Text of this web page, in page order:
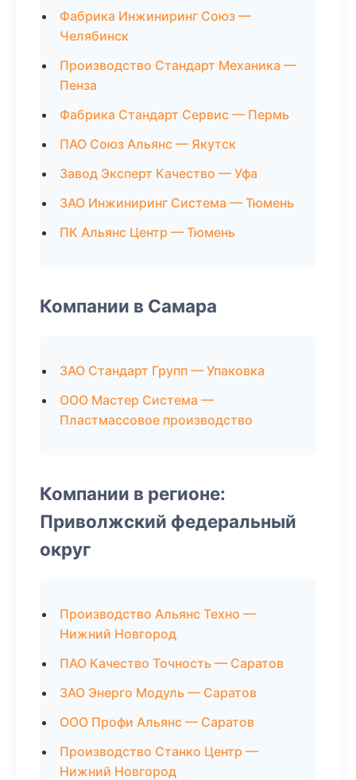
Фабрика Инжиниринг Союз —
Челябинск
Производство Стандарт Механика —
Пенза
Фабрика Стандарт Сервис — Пермь
ПАО Союз Альянс — Якутск
Завод Эксперт Качество — Уфа
ЗАО Инжиниринг Система — Тюмень
ПК Альянс Центр — Тюмень
Компании в Самара
ЗАО Стандарт Групп — Упаковка
ООО Мастер Система —
Пластмассовое производство
Компании в регионе:
Приволжский федеральный
округ
Производство Альянс Техно —
Нижний Новгород
ПАО Качество Точность — Саратов
ЗАО Энерго Модуль — Саратов
ООО Профи Альянс — Саратов
Производство Станко Центр —
Нижний Новгород